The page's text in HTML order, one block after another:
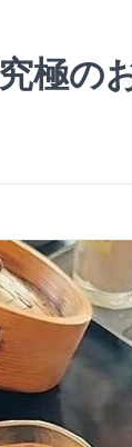
極の